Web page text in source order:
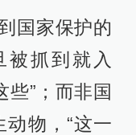
国家保护的
抓到就入
”；而非国
动物，“这一